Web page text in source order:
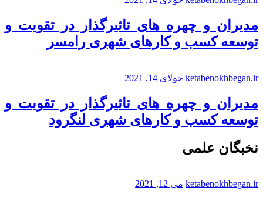
مدیران و چهره های تاثیرگذار در تقویت و
توسعه کسب و کارهای شهری رامسر
ketabenokhbegan.ir جولای 14, 2021
مدیران و چهره های تاثیرگذار در تقویت و
توسعه کسب و کارهای شهری لنگرود
نخبگان علمی
ketabenokhbegan.ir می 12, 2021